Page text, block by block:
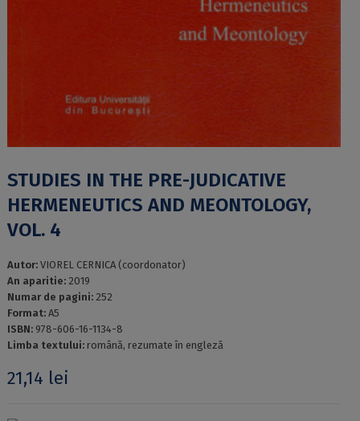
STUDIES IN THE PRE-JUDICATIVE
HERMENEUTICS AND MEONTOLOGY,
VOL. 4
Autor: VIOREL CERNICA (coordonator)
An aparitie: 2019
Numar de pagini: 252
Format: A5
ISBN: 978-606-16-1134-8
Limba textului: română, rezumate în engleză
21,14 lei